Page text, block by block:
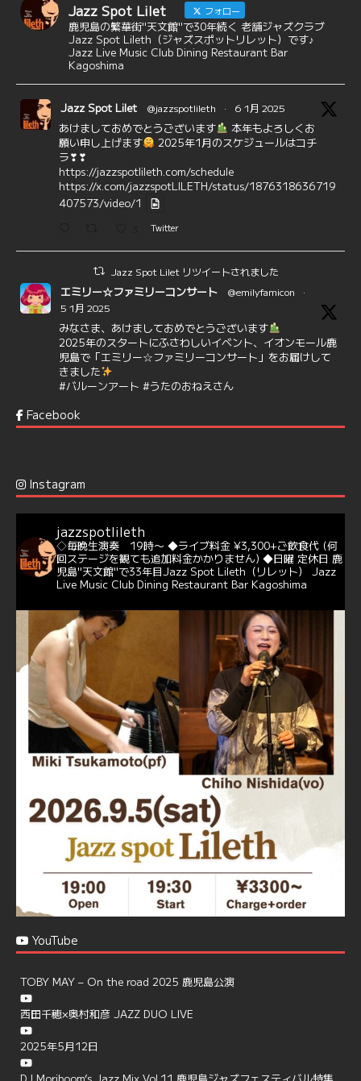
Jazz Spot Lilet フォロー
鹿児島の繁華街"天文館"で30年続く 老舗ジャズクラブ
Jazz Spot Lileth（ジャズスポットリレット）です♪
Jazz Live Music Club Dining Restaurant Bar
Kagoshima
Jazz Spot Lilet @jazzspotlileth · 6 1月 2025
あけましておめでとうございます
本年もよろしくお
願い申し上げます
2025年1月のスケジュールはコチ
ラ❣❣
https://jazzspotlileth.com/schedule
https://x.com/jazzspotLILETH/status/1876318636719
407573/video/1
Twitter
Jazz Spot Lilet リツイートされました
エミリー☆ファミリーコンサート @emilyfamicon
·
5 1月 2025
みなさま、あけましておめでとうございます
2025年のスタートにふさわしいイベント、イオンモール鹿
児島で「エミリー☆ファミリーコンサート」をお届けして
きました
#バルーンアート #うたのおねえさん
6 7
@delightful_gang
バー♪♬
当店での演奏シーンもご覧いただけます❣❣
#天文館ミリオネーション #ジャミラ #クリスマスソング
https://youtu.be/2lhypP4KWc4?si=CEbY-wEg5HDc_iEv
6 Twitter
Jazz Spot Lilet · 11 11月 2024
忘年会＆新年会 ご予約承り中❣❣
☆窓辺から天文館ミリオネーション
☆JAZZの生演奏を聴きながら♪
☆地産地消に拘ったフードメニュー
プラン内容はご予算とご要望に応じてアレンジ可能ですの
で、お気軽にお問い合せください
https://jazzspotlileth.com/recommend/8650
6 7 Twitter
Load More
Facebook
Instagram
jazzspotlileth
◇毎晩生演奏 19時〜 ◆ライブ料金 ¥3,300+ご飲食代 (何
回ステージを観ても追加料金かかりません) ◆日曜 定休日 鹿
児島"天文館"で33年目Jazz Spot Lileth（リレット）
Jazz
Live Music Club Dining Restaurant Bar Kagoshima
YouTube
TOBY MAY – On the road 2025 鹿児島公演
西田千穂×奥村和彦 JAZZ DUO LIVE
2025年5月12日